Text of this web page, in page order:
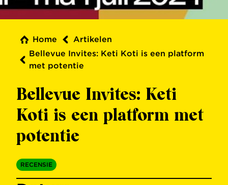
Home
Artikelen
Bellevue Invites: Keti Koti is een platform
met potentie
Bellevue Invites: Keti
Koti is een platform met
potentie
RECENSIE